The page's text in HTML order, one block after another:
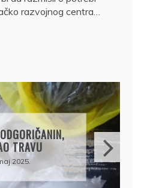
razvojnog centra…
RUSIJE
DA JE
TUĐI BMW,
2025.